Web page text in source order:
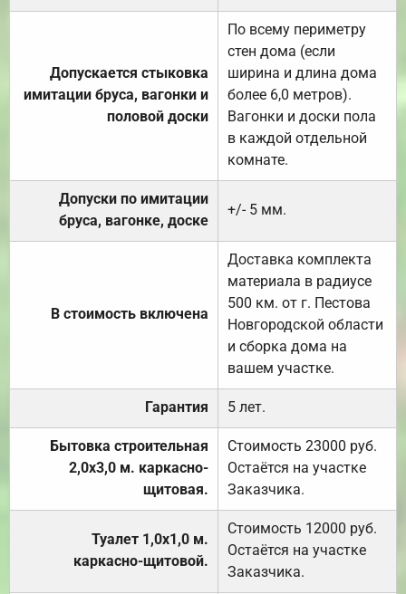
Допускается стыковка
имитации бруса, вагонки и
половой доски
По всему периметру
стен дома (если
ширина и длина дома
более 6,0 метров).
Вагонки и доски пола
в каждой отдельной
комнате.
Допуски по имитации
бруса, вагонке, доске
+/- 5 мм.
В стоимость включена
Доставка комплекта
материала в радиусе
500 км. от г. Пестова
Новгородской области
и сборка дома на
вашем участке.
Гарантия 5 лет.
Бытовка строительная
2,0х3,0 м. каркасно-
щитовая.
Стоимость 23000 руб.
Остаётся на участке
Заказчика.
Туалет 1,0х1,0 м.
каркасно-щитовой.
Стоимость 12000 руб.
Остаётся на участке
Заказчика.